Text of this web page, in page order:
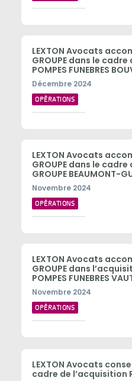
LEXTON Avocats
GROUPE dans le
POMPES FUNEBRES
Décembre 2024
OPÉRATIONS
LEXTON Avocats
GROUPE dans le
GROUPE BEAUMONT-
Novembre 2024
OPÉRATIONS
LEXTON Avocats
GROUPE dans
POMPES FUNEBRES
Novembre 2024
OPÉRATIONS
LEXTON Avocats
cadre de l’acquisition